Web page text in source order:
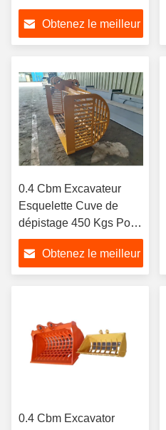
pour mini-excavatrice
PC30, PC306, PC308,
etc.
Obtenez le meilleur
0.4 Cbm Excavateur
Esquelette Cuve de
dépistage 450 Kgs Pour
3-20Ton
Obtenez le meilleur
0.4 Cbm Excavator